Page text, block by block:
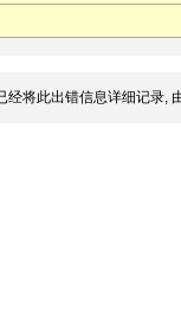
经将此出错信息详细记录,